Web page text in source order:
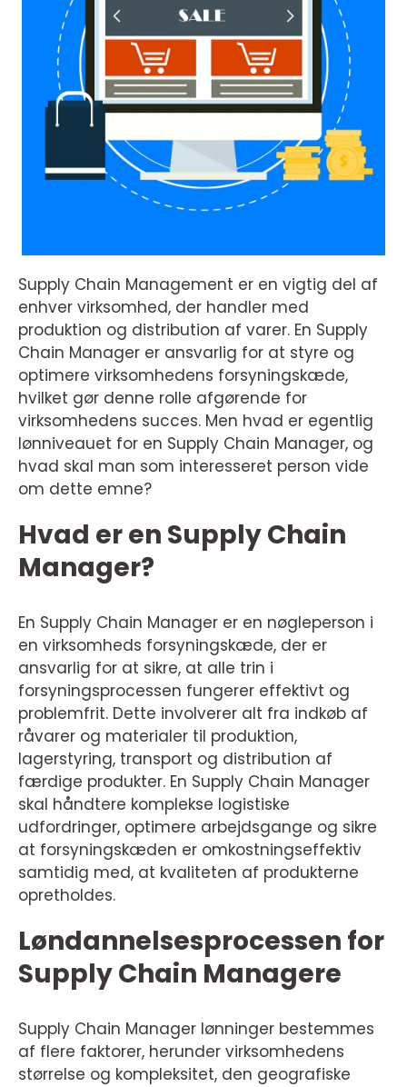
Supply Chain Management er en vigtig del af
enhver virksomhed, der handler med
produktion og distribution af varer. En Supply
Chain Manager er ansvarlig for at styre og
optimere virksomhedens forsyningskæde,
hvilket gør denne rolle afgørende for
virksomhedens succes. Men hvad er egentlig
lønniveauet for en Supply Chain Manager, og
hvad skal man som interesseret person vide
om dette emne?
Hvad er en Supply Chain
Manager?
En Supply Chain Manager er en nøgleperson i
en virksomheds forsyningskæde, der er
ansvarlig for at sikre, at alle trin i
forsyningsprocessen fungerer effektivt og
problemfrit. Dette involverer alt fra indkøb af
råvarer og materialer til produktion,
lagerstyring, transport og distribution af
færdige produkter. En Supply Chain Manager
skal håndtere komplekse logistiske
udfordringer, optimere arbejdsgange og sikre
at forsyningskæden er omkostningseffektiv
samtidig med, at kvaliteten af produkterne
opretholdes.
Løndannelsesprocessen for
Supply Chain Managere
Supply Chain Manager lønninger bestemmes
af flere faktorer, herunder virksomhedens
størrelse og kompleksitet, den geografiske